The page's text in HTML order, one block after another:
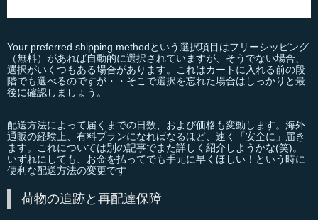
Your preferred shipping methodという選択項目はフリーシッピング
（無料）があれば自動的に選択されていますが、そうでない場合、
選択がいくつもある場合があります。これはカートに入れる前の段
階でも選べるのですが・・そこで選択を忘れた場合はしっかりと最
後に確認しましょう。
配送方法によって届くまでの日数、および価格も変動します。海外
通販の経験上、有料プランになればなるほど、速く「安全に」届き
ます。これについては別の記事でまた詳しく紹介しようかな(笑)。
いずれにしても、お金を払ってでも手元に早くほしい！という時に
便利な配送方法の変更です
荷物の追跡と再配達保障